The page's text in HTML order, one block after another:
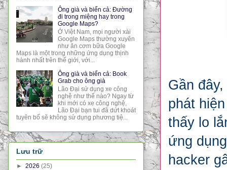
Gần
phát
thấy lo
ứng
hacker
Ông già và biển cả: Đường
đi trong miệng hay trong
Google Maps?
Ở Việt Nam, mọi người xài
Google Maps thường xuyên
như ăn cơm bữa Google
Maps là một trong những ứng dụng thịnh
hành nhất trên thế giới, với...
Ông già và biển cả: Book
Grab cho ông già
Lão Đại sử dụng xe công
nghệ như thế nào? Ngay từ
khi mới có xe công nghệ,
Lão Đại bạn tui đã dứt khoát
tuyên bố sẽ không sử dụng phương tiệ...
Lưu trữ
► 2026 (25)